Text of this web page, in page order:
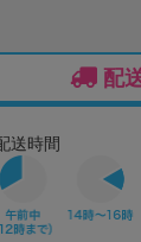
配
送時間